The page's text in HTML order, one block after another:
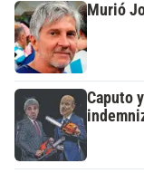
Murió
Caputo